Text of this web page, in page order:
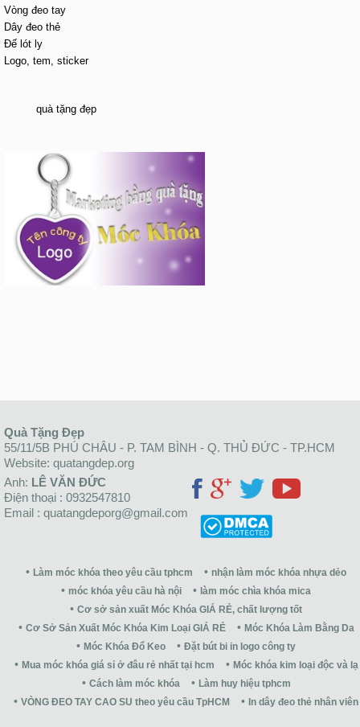
Vòng đeo tay
Dây đeo thẻ
Đế lót ly
Logo, tem, sticker
quà tặng đẹp
Quà Tặng Đẹp
55/11/5B PHÚ CHÂU - P. TAM BÌNH - Q. THỦ ĐỨC - TP.HCM
Website: quatangdep.org
Anh: LÊ VĂN ĐỨC
Điện thoại : 0932547810
Email : quatangdeporg@gmail.com
Làm móc khóa theo yêu cầu tphcm
nhận làm móc khóa nhựa dẻo
móc khóa yêu cầu hà nội
làm móc chìa khóa mica
Cơ sở sản xuất Móc Khóa GIÁ RẺ, chất lượng tốt
Cơ Sở Sản Xuất Móc Khóa Kim Loại GIÁ RẺ
Móc Khóa Làm Bằng Da
Móc Khóa Đổ Keo
Đặt bút bi in logo công ty
Mua móc khóa giá sỉ ở đâu rẻ nhất tại hcm
Móc khóa kim loại độc và lạ
Cách làm móc khóa
Làm huy hiệu tphcm
VÒNG ĐEO TAY CAO SU theo yêu cầu TpHCM
In dây đeo thẻ nhân viên